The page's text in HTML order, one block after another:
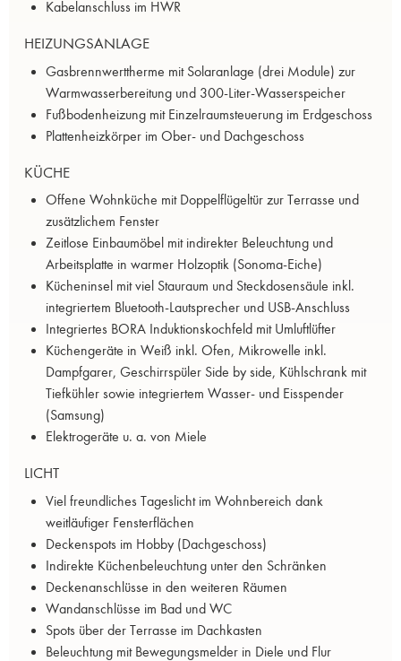
Kabelanschluss im HWR
HEIZUNGSANLAGE
Gasbrennwerttherme mit Solaranlage (drei Module) zur
Warmwasserbereitung und 300-Liter-Wasserspeicher
Fußbodenheizung mit Einzelraumsteuerung im Erdgeschoss
Plattenheizkörper im Ober- und Dachgeschoss
KÜCHE
Offene Wohnküche mit Doppelflügeltür zur Terrasse und
zusätzlichem Fenster
Zeitlose Einbaumöbel mit indirekter Beleuchtung und
Arbeitsplatte in warmer Holzoptik (Sonoma-Eiche)
Kücheninsel mit viel Stauraum und Steckdosensäule inkl.
integriertem Bluetooth-Lautsprecher und USB-Anschluss
Integriertes BORA Induktionskochfeld mit Umluftlüfter
Küchengeräte in Weiß inkl. Ofen, Mikrowelle inkl.
Dampfgarer, Geschirrspüler Side by side, Kühlschrank mit
Tiefkühler sowie integriertem Wasser- und Eisspender
(Samsung)
Elektrogeräte u. a. von Miele
LICHT
Viel freundliches Tageslicht im Wohnbereich dank
weitläufiger Fensterflächen
Deckenspots im Hobby (Dachgeschoss)
Indirekte Küchenbeleuchtung unter den Schränken
Deckenanschlüsse in den weiteren Räumen
Wandanschlüsse im Bad und WC
Spots über der Terrasse im Dachkasten
Beleuchtung mit Bewegungsmelder in Diele und Flur